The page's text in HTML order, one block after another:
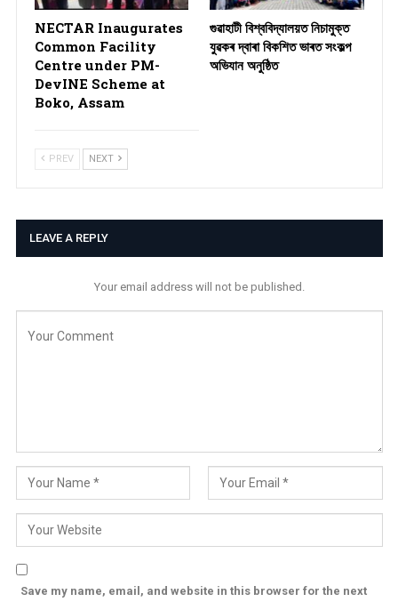
NECTAR Inaugurates
Common Facility
Centre under PM-
DevINE Scheme at
Boko, Assam
গুৱাহাটী বিশ্ববিদ্যালয়ত নিচামুক্ত
যুৱকৰ দ্বাৰা বিকশিত ভাৰত সংকল্প
অভিযান অনুষ্ঠিত
PREV NEXT
LEAVE A REPLY
Your email address will not be published.
Save my name, email, and website in this browser for the next